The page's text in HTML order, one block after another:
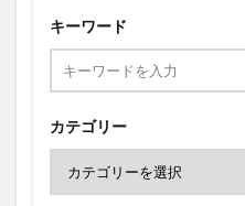
キーワード
カテゴリー